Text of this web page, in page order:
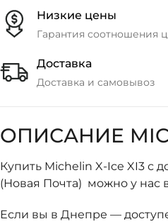
Низкие цены
Гарантия соотношения
Доставка
Доставка и самовывоз
ОПИСАНИЕ
Купить Michelin X-Ice XI3 с
(Новая Почта) можно у нас
Если вы в Днепре —